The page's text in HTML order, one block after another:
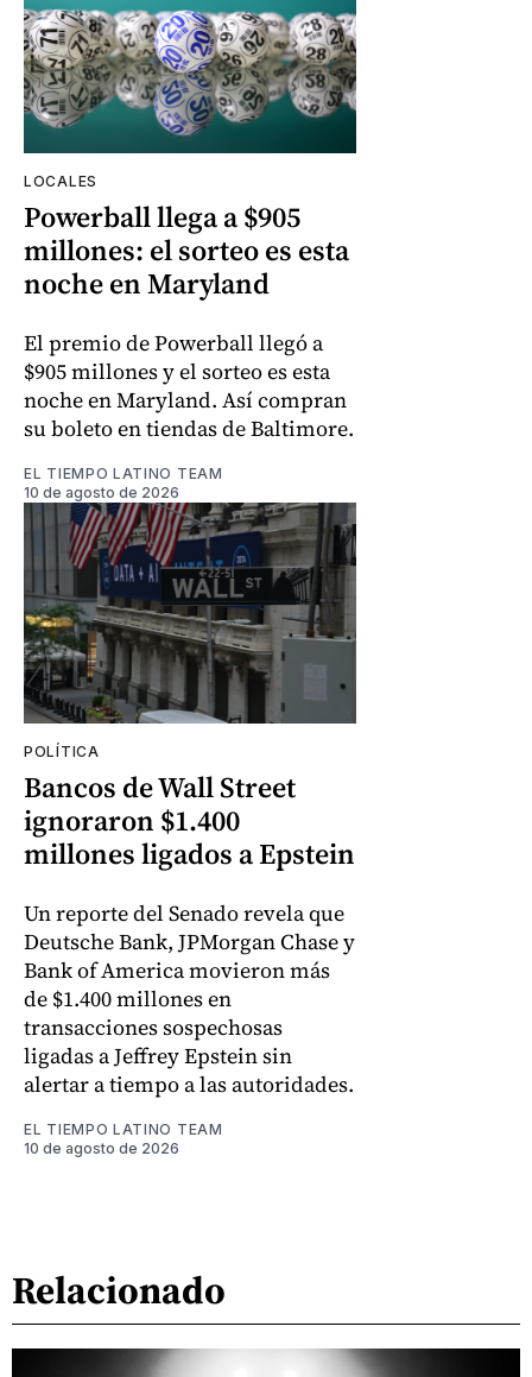
LOCALES
Powerball llega a $905
millones: el sorteo es esta
noche en Maryland
El premio de Powerball llegó a
$905 millones y el sorteo es esta
noche en Maryland. Así compran
su boleto en tiendas de Baltimore.
EL TIEMPO LATINO TEAM
10 de agosto de 2026
POLÍTICA
Bancos de Wall Street
ignoraron $1.400
millones ligados a Epstein
Un reporte del Senado revela que
Deutsche Bank, JPMorgan Chase y
Bank of America movieron más
de $1.400 millones en
transacciones sospechosas
ligadas a Jeffrey Epstein sin
alertar a tiempo a las autoridades.
EL TIEMPO LATINO TEAM
10 de agosto de 2026
Relacionado